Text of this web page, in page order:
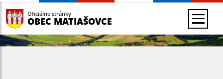
Oficiálne stránky
OBEC MATIAŠOVCE